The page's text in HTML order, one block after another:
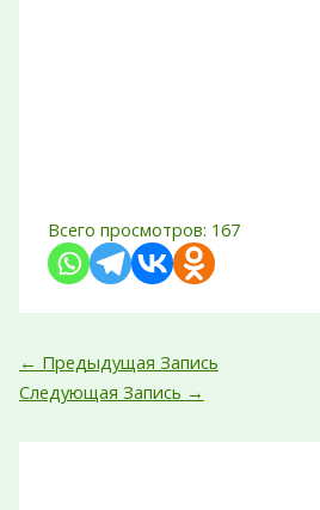
Всего просмотров: 167
← Предыдущая Запись
Следующая Запись →